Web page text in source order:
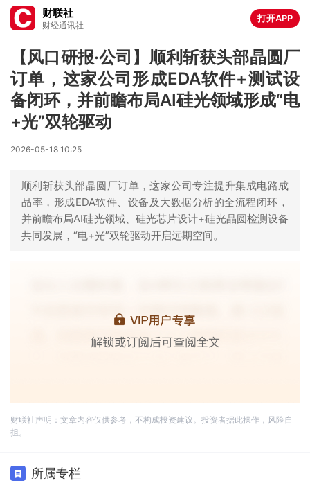
财联社
财经通讯社
打开APP
【风口研报·公司】顺利斩获头部晶圆厂
订单，这家公司形成EDA软件+测试设
备闭环，并前瞻布局AI硅光领域形成“电
+光”双轮驱动
2026-05-18 10:25
顺利斩获头部晶圆厂订单，这家公司专注提升集成电路成
品率，形成EDA软件、设备及大数据分析的全流程闭环，
并前瞻布局AI硅光领域、硅光芯片设计+硅光晶圆检测设备
共同发展，“电+光”双轮驱动开启远期空间。
财联社声明：文章内容仅供参考，不构成投资建议。投资者据此操作，风险自
担。
所属专栏